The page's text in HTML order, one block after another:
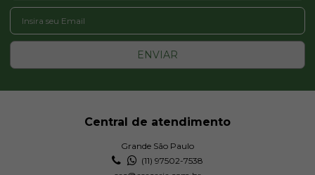
ENVIAR
Central de atendimento
Grande São Paulo
(11) 97502-7538